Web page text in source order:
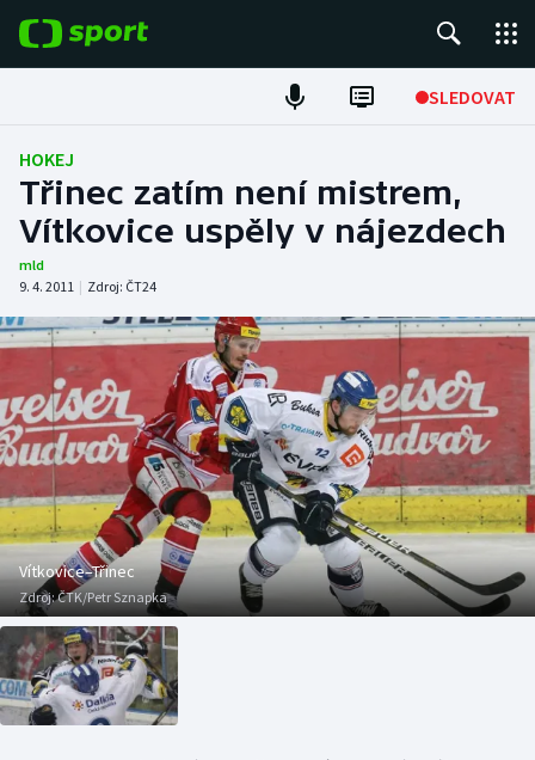
SLEDOVAT
Fotbal
Hokej
Atletika
Cyklistika
DALŠÍ SPORTY
Americký fotbal
Baseball a softbal
Basketbal
Biatlon
Boby a skeleton
NEPŘEHLÉDNĚTE
Soutěže
Historické návraty
Aplikace ČT sport
AZ kvíz
HOKEJ
Třinec zatím není mistrem,
Vítkovice uspěly v nájezdech
mld
9. 4. 2011 | Zdroj: ČT24
Vítkovice–Třinec
Zdroj:ČTK/Petr Sznapka